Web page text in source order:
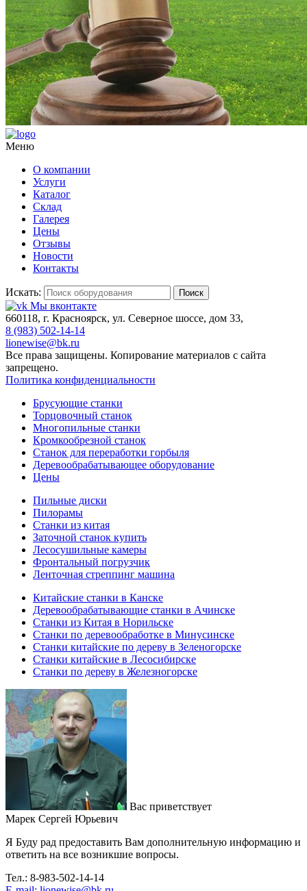
Меню
О компании
Услуги
Каталог
Склад
Галерея
Цены
Отзывы
Новости
Контакты
Искать: Поиск
Мы вконтакте
660118, г. Красноярск, ул. Северное шоссе, дом 33,
8 (983) 502-14-14
lionewise@bk.ru
Все права защищены. Копирование материалов с сайта
запрещено.
Политика конфиденциальности
Брусующие станки
Торцовочный станок
Многопильные станки
Кромкообрезной станок
Станок для переработки горбыля
Деревообрабатывающее оборудование
Цены
Пильные диски
Пилорамы
Станки из китая
Заточной станок купить
Лесосушильные камеры
Фронтальный погрузчик
Ленточная стреппинг машина
Китайские станки в Канске
Деревообрабатывающие станки в Ачинске
Станки из Китая в Норильске
Станки по деревообработке в Минусинске
Станки китайские по дереву в Зеленогорске
Станки китайские в Лесосибирске
Станки по дереву в Железногорске
Вас приветствует
Марек Сергей Юрьевич
Я Буду рад предоставить Вам дополнительную информацию и
ответить на все возникшие вопросы.
Тел.: 8-983-502-14-14